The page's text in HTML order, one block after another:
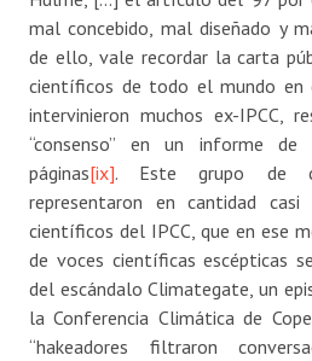
mal concebido, mal diseñado y
de ello, vale recordar la carta
científicos de todo el mundo
intervinieron muchos ex-IPCC,
“consenso” en un informe
páginas[ix]. Este grupo de
representaron en cantidad
científicos del IPCC, que en ese
de voces científicas escépticas
del escándalo Climategate, un
la Conferencia Climática de
“hakeadores filtraron